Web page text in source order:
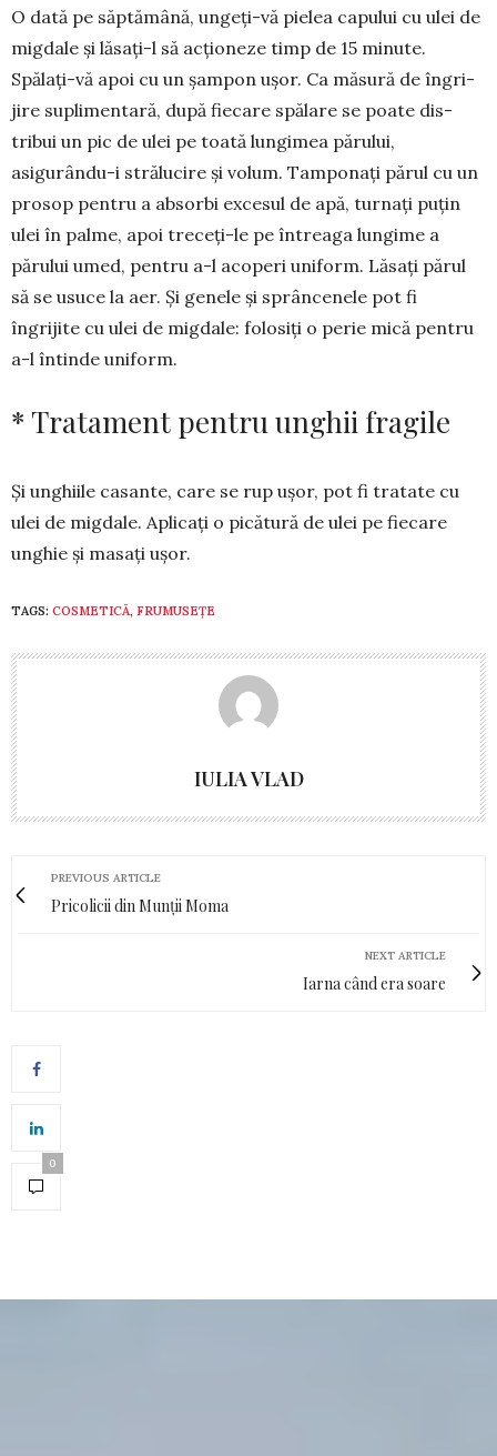
O dată pe săptămână, ungeți-vă pielea capului cu ulei de
migdale și lăsați-l să acționeze timp de 15 mi­nute.
Spălați-vă apoi cu un șampon ușor. Ca măsură de îngri­
jire supli­men­tară, după fiecare spălare se poate dis­
tribui un pic de ulei pe toată lungimea pă­rului,
asigurându-i strălucire și volum. Tamponaţi părul cu un
prosop pentru a ab­­sorbi excesul de apă, tur­naţi puţin
ulei în palme, apoi treceţi-le pe întreaga lun­gime a
părului umed, pentru a-l acoperi uni­form. Lăsaţi părul
să se usuce la aer. Și genele și sprâncenele pot fi
îngrijite cu ulei de migdale: folosiți o perie mică pentru
a-l întinde uniform.
* Tratament pentru unghii fragile
Și unghiile casante, care se rup uşor, pot fi tratate cu
ulei de mig­dale. Aplicaţi o picătură de ulei pe fiecare
unghie şi masaţi uşor.
TAGS: COSMETICĂ, FRUMUSEȚE
IULIA VLAD
PREVIOUS ARTICLE
Pricolicii din Munții Moma
NEXT ARTICLE
Iarna când era soare
0